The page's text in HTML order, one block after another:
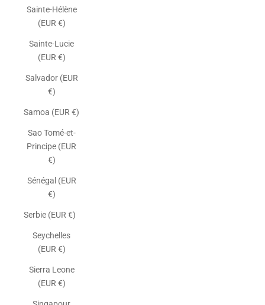
Sainte-Hélène
(EUR €)
Sainte-Lucie
(EUR €)
Salvador (EUR
€)
Samoa (EUR €)
Sao Tomé-et-
Principe (EUR
€)
Sénégal (EUR
€)
Serbie (EUR €)
Seychelles
(EUR €)
Sierra Leone
(EUR €)